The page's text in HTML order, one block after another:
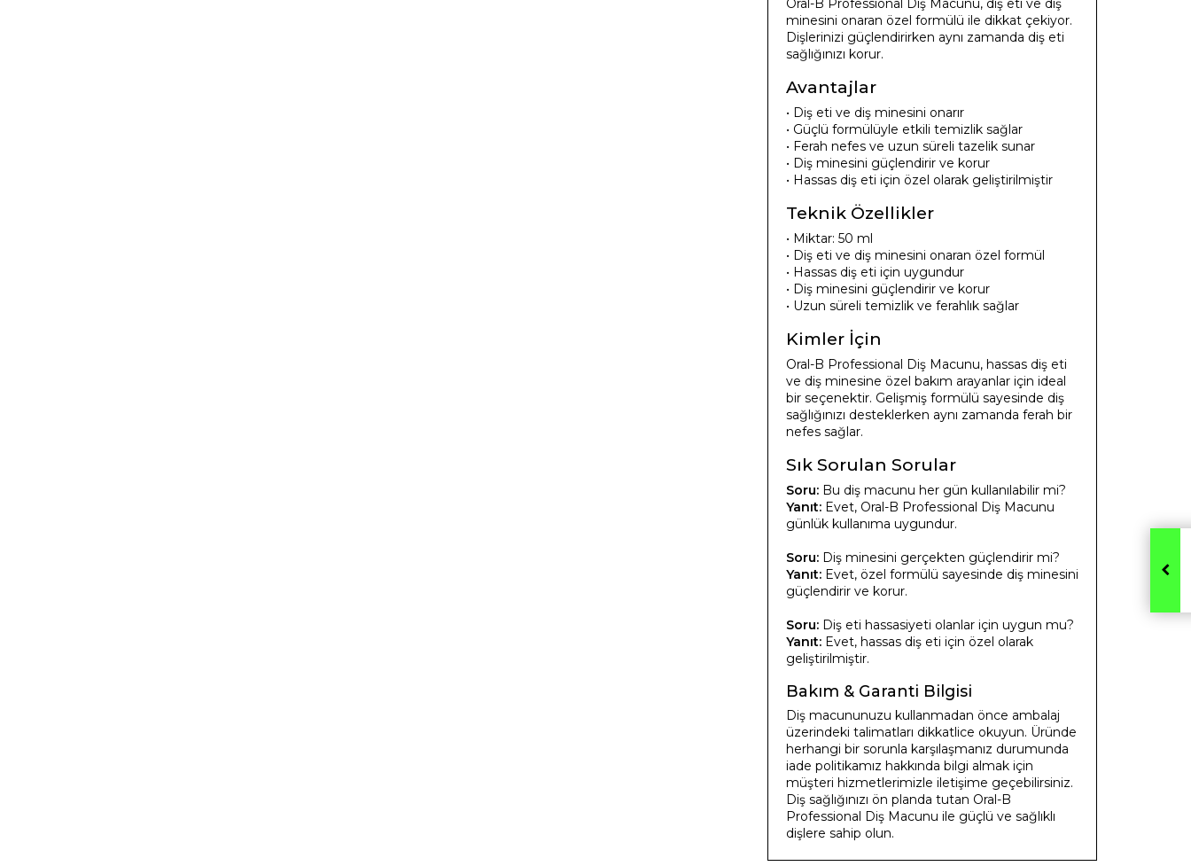
Oral-B Professional Diş Macunu, diş eti ve diş
minesini onaran özel formülü ile dikkat çekiyor.
Dişlerinizi güçlendirirken aynı zamanda diş eti
sağlığınızı korur.
Avantajlar
• Diş eti ve diş minesini onarır
• Güçlü formülüyle etkili temizlik sağlar
• Ferah nefes ve uzun süreli tazelik sunar
• Diş minesini güçlendirir ve korur
• Hassas diş eti için özel olarak geliştirilmiştir
Teknik Özellikler
• Miktar: 50 ml
• Diş eti ve diş minesini onaran özel formül
• Hassas diş eti için uygundur
• Diş minesini güçlendirir ve korur
• Uzun süreli temizlik ve ferahlık sağlar
Kimler İçin
Oral-B Professional Diş Macunu, hassas diş eti
ve diş minesine özel bakım arayanlar için ideal
bir seçenektir. Gelişmiş formülü sayesinde diş
sağlığınızı desteklerken aynı zamanda ferah bir
nefes sağlar.
Sık Sorulan Sorular
Soru: Bu diş macunu her gün kullanılabilir mi?
Yanıt: Evet, Oral-B Professional Diş Macunu
günlük kullanıma uygundur.
Soru: Diş minesini gerçekten güçlendirir mi?
Yanıt: Evet, özel formülü sayesinde diş minesini
güçlendirir ve korur.
Soru: Diş eti hassasiyeti olanlar için uygun mu?
Yanıt: Evet, hassas diş eti için özel olarak
geliştirilmiştir.
Bakım & Garanti Bilgisi
Diş macununuzu kullanmadan önce ambalaj
üzerindeki talimatları dikkatlice okuyun. Üründe
herhangi bir sorunla karşılaşmanız durumunda
iade politikamız hakkında bilgi almak için
müşteri hizmetlerimizle iletişime geçebilirsiniz.
Diş sağlığınızı ön planda tutan Oral-B
Professional Diş Macunu ile güçlü ve sağlıklı
dişlere sahip olun.